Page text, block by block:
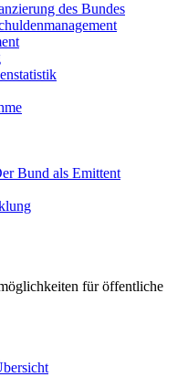
des Bundes
Bund als Emittent
für öffentliche